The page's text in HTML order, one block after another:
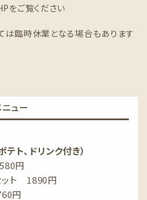
をご覧ください
は臨時休業となる場合もあります
ニュー
ト、ドリンク付き）
ット 1580円
ット 1890円
ット 1760円